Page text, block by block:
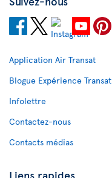
Application Air Transat
Blogue Expérience Transat
Infolettre
Contactez-nous
Contacts médias
Liens rapides